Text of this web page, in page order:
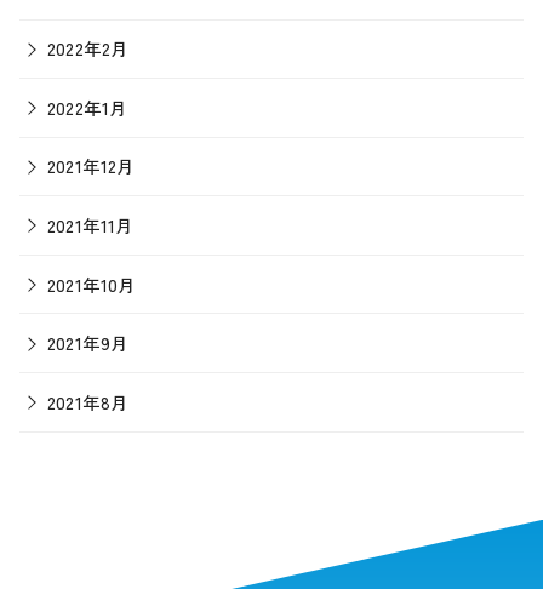
2022年2月
2022年1月
2021年12月
2021年11月
2021年10月
2021年9月
2021年8月